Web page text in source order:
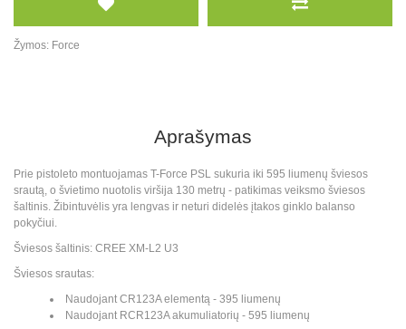
Žymos: Force
Aprašymas
Prie pistoleto montuojamas T-Force PSL sukuria iki 595 liumenų šviesos
srautą, o švietimo nuotolis viršija 130 metrų - patikimas veiksmo šviesos
šaltinis. Žibintuvėlis yra lengvas ir neturi didelės įtakos ginklo balanso
pokyčiui.
Šviesos šaltinis: CREE XM-L2 U3
Šviesos srautas:
Naudojant CR123A elementą - 395 liumenų
Naudojant RCR123A akumuliatorių - 595 liumenų